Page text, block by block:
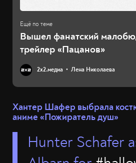
Вышел фанатский
трейлер «Пацанов»
2х2.медиа Лена Николаева
Хантер Шафер выбрала
аниме «Пожиратель душ»
Hunter Schafer